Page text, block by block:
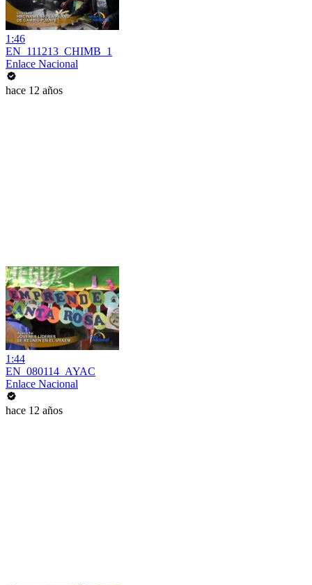
1:46
EN_111213_CHIMB_1
Enlace Nacional
hace 12 años
1:44
EN_080114_AYAC
Enlace Nacional
hace 12 años